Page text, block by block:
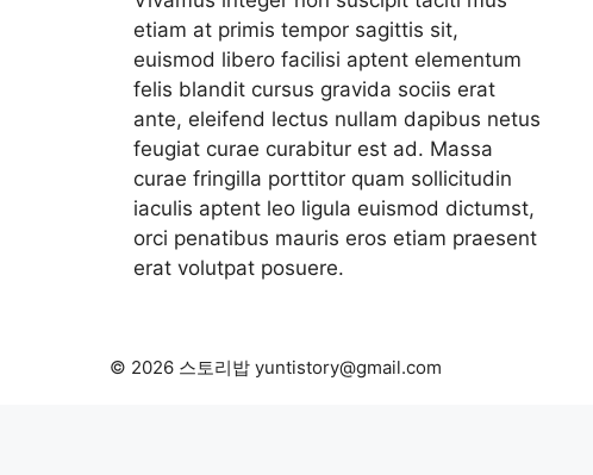
etiam at primis tempor sagittis sit,
euismod libero facilisi aptent elementum
felis blandit cursus gravida sociis erat
ante, eleifend lectus nullam dapibus netus
feugiat curae curabitur est ad. Massa
curae fringilla porttitor quam sollicitudin
iaculis aptent leo ligula euismod dictumst,
orci penatibus mauris eros etiam praesent
erat volutpat posuere.
© 2026 스토리밥 yuntistory@gmail.com